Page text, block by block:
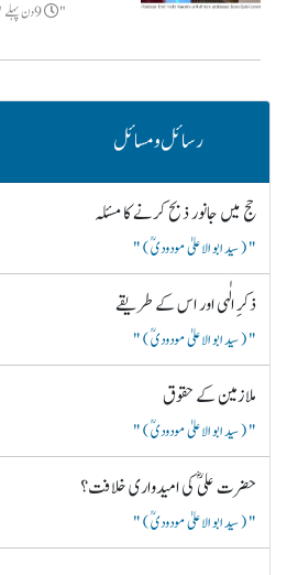
9دن پہلے
رسائل و مسائل
حج میں جانور ذبح کرنے کا مسئلہ
( سید ابو الاعلیٰ مودودیؒ )
ذکرِ الٰہی اور اس کے طریقے
( سید ابو الاعلیٰ مودودیؒ )
ملازمین کے حقوق
( سید ابو الاعلیٰ مودودیؒ )
حضرت علیؓ کی امیدواری خلافت؟
( سید ابو الاعلیٰ مودودیؒ )